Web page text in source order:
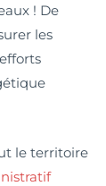
! De
les
le territoire